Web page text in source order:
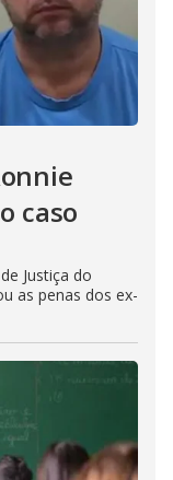
caso
Justiça do
as penas dos ex-